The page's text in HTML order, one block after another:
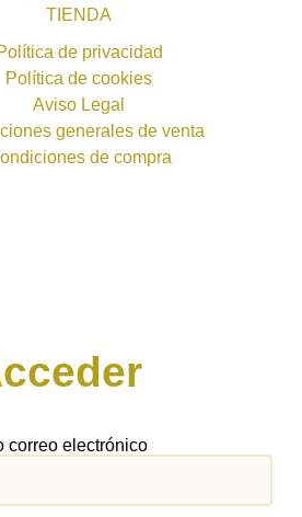
TIENDA
de privacidad
Política de cookies
Aviso Legal
generales de venta
de compra
correo electrónico